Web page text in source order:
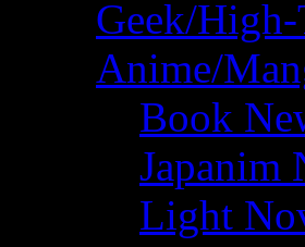
Geek/
Anime/
Book
Japanim
Light